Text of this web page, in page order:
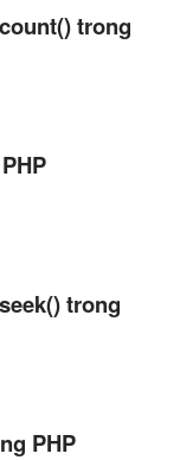
trong
trong
PHP